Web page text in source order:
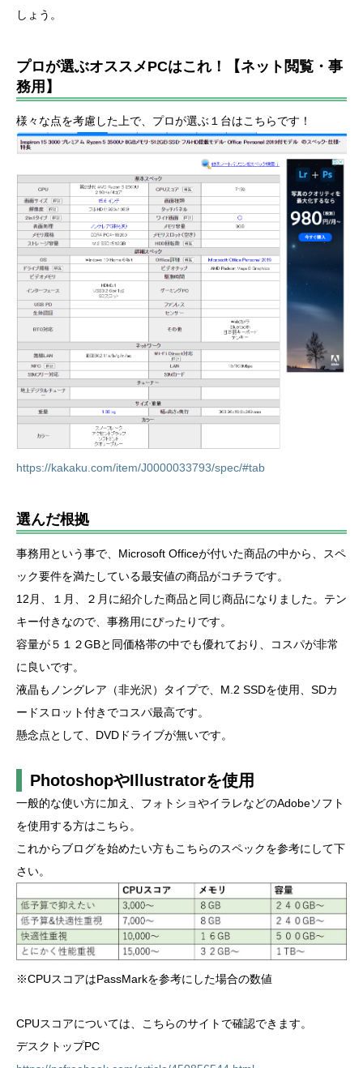
しょう。
プロが選ぶオススメPCはこれ！【ネット閲覧・事
務用】
様々な点を考慮した上で、プロが選ぶ１台はこちらです！
https://kakaku.com/item/J0000033793/spec/#tab
選んだ根拠
事務用という事で、Microsoft Officeが付いた商品の中から、スペ
ック要件を満たしている最安値の商品がコチラです。
12月、１月、２月に紹介した商品と同じ商品になりました。テン
キー付きなので、事務用にぴったりです。
容量が５１２GBと同価格帯の中でも優れており、コスパが非常
に良いです。
液晶もノングレア（非光沢）タイプで、M.2 SSDを使用、SDカ
ードスロット付きでコスパ最高です。
懸念点として、DVDドライブが無いです。
PhotoshopやIllustratorを使用
一般的な使い方に加え、フォトショやイラレなどのAdobeソフト
を使用する方はこちら。
これからブログを始めたい方もこちらのスペックを参考にして下
さい。
※CPUスコアはPassMarkを参考にした場合の数値
CPUスコアについては、こちらのサイトで確認できます。
デスクトップPC